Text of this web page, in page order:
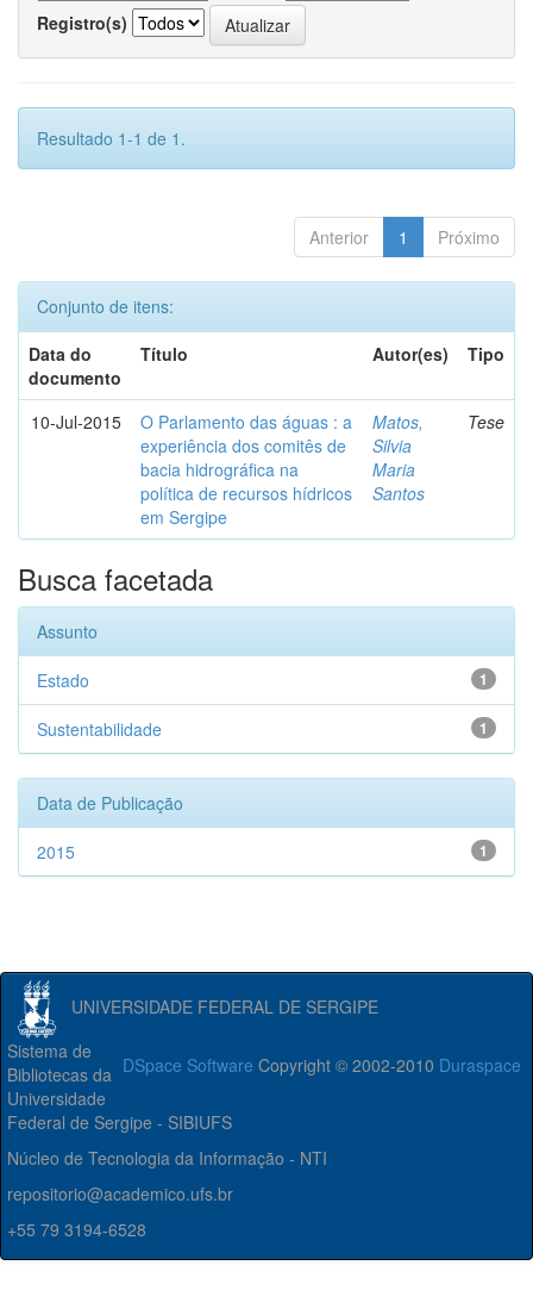
Registro(s)
Resultado 1-1 de 1.
Anterior 1 Próximo
Conjunto de itens:
Data do
documento
Título Autor(es) Tipo
10-Jul-2015
O Parlamento das águas : a
experiência dos comitês de
bacia hidrográfica na
política de recursos hídricos
em Sergipe
Matos,
Silvia
Maria
Santos
Tese
Busca facetada
Assunto
1
Estado
1
Sustentabilidade
Data de Publicação
1
2015
UNIVERSIDADE FEDERAL DE SERGIPE
DSpace Software Copyright © 2002-2010 Duraspace
Sistema de
Bibliotecas da
Universidade
Federal de Sergipe - SIBIUFS
Núcleo de Tecnologia da Informação - NTI
repositorio@academico.ufs.br
+55 79 3194-6528